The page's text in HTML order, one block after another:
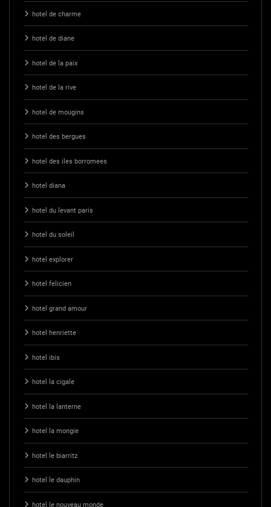
hotel de charme
hotel de diane
hotel de la paix
hotel de la rive
hotel de mougins
hotel des bergues
hotel des iles borromees
hotel diana
hotel du levant paris
hotel du soleil
hotel explorer
hotel felicien
hotel grand amour
hotel henriette
hotel ibis
hotel la cigale
hotel la lanterne
hotel la mongie
hotel le biarritz
hotel le dauphin
hotel le nouveau monde